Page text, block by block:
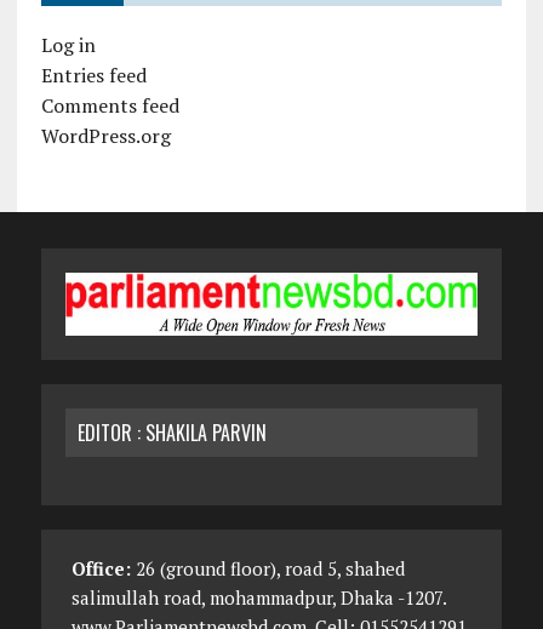
Log in
Entries feed
Comments feed
WordPress.org
EDITOR : SHAKILA PARVIN
Office:26 (ground floor), road 5, shahed
salimullah road, mohammadpur, Dhaka -1207.